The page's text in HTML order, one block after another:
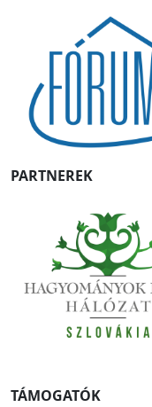
PARTNEREK
TÁMOGATÓK